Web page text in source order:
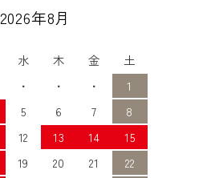
2026年8月
水 木 金
土
・ ・ ・
1
5 6 7
8
12 13 14
15
19 20 21
22